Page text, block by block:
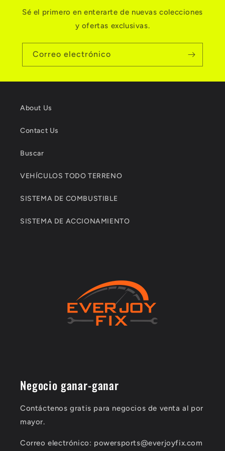
Sé el primero en enterarte de nuevas colecciones
y ofertas exclusivas.
Correo electrónico
About Us
Contact Us
Buscar
VEHÍCULOS TODO TERRENO
SISTEMA DE COMBUSTIBLE
SISTEMA DE ACCIONAMIENTO
Negocio ganar-ganar
Contáctenos gratis para negocios de venta al por
mayor.
Correo electrónico: powersports@everjoyfix.com